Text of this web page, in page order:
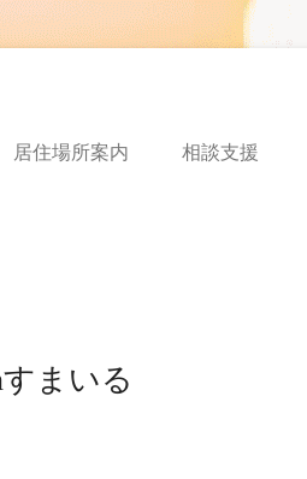
居住場所案内 相談支援
まいる